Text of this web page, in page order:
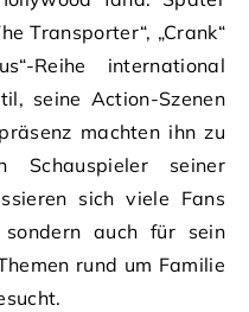
Transporter“, „Crank“
Reihe international
seine Action-Szenen
machten ihn zu
Schauspieler seiner
sich viele Fans
auch für sein
rund um Familie